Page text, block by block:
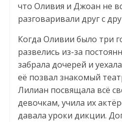
что Оливия и Джоан не
разговаривали друг с
Когда Оливии было три
развелись из-за
забрала дочерей и
её позвал знакомый
Лилиан посвящала всё
девочкам, учила их
давала уроки дикции.